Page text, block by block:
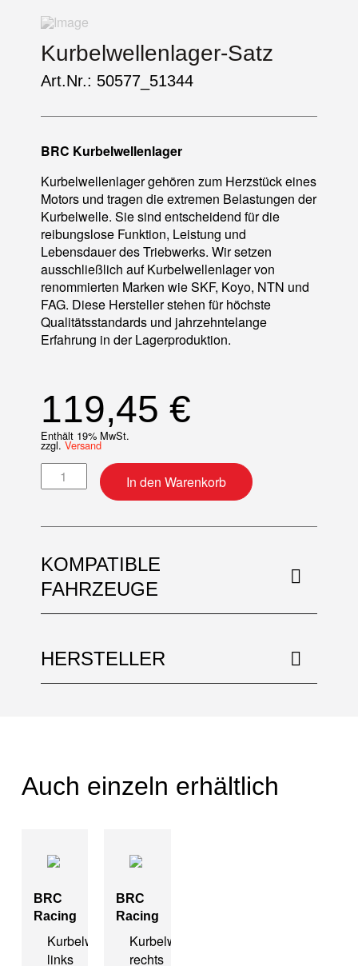
Kurbelwellenlager-Satz
Art.Nr.: 50577_51344
BRC Kurbelwellenlager
Kurbelwellenlager gehören zum Herzstück eines
Motors und tragen die extremen Belastungen der
Kurbelwelle. Sie sind entscheidend für die
reibungslose Funktion, Leistung und
Lebensdauer des Triebwerks. Wir setzen
ausschließlich auf Kurbelwellenlager von
renommierten Marken wie SKF, Koyo, NTN und
FAG. Diese Hersteller stehen für höchste
Qualitätsstandards und jahrzehntelange
Erfahrung in der Lagerproduktion.
119,45 €
Enthält 19% MwSt.
zzgl. Versand
Kurbelwellenlager-Satz Menge
In den Warenkorb
KOMPATIBLE
FAHRZEUGE
HERSTELLER
Auch einzeln erhältlich
BRC
Racing
Kurbelwellenlager
links
BRC
Racing
Kurbelwellenlager
rechts